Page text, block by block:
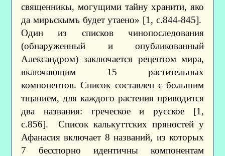
священникы, могущими тайну хранити, яко
да мирьскымъ будет утаено» [1, с.844-845].
Один из списков чинопоследования
(обнаруженный и опубликованный
Александром) заключается рецептом мира,
включающим 15 растительных
компонентов. Список составлен с большим
тщанием, для каждого растения приводится
два названия: греческое и русское [1,
с.856]. Список калькуттских пряностей у
Афанасия включает 8 названий, из которых
7 бесспорно идентичны компонентам